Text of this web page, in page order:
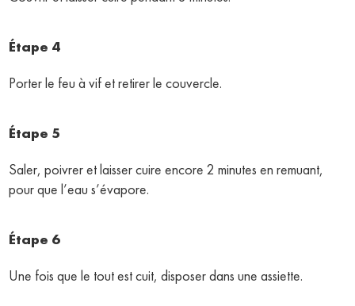
Étape 4
Porter le feu à vif et retirer le couvercle.
Étape 5
Saler, poivrer et laisser cuire encore 2 minutes en remuant,
pour que l’eau s’évapore.
Étape 6
Une fois que le tout est cuit, disposer dans une assiette.